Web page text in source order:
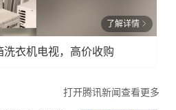
了解详情
衣机电视，高价收购
打开腾讯新闻查看更多